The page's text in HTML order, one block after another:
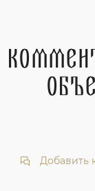
Добавить